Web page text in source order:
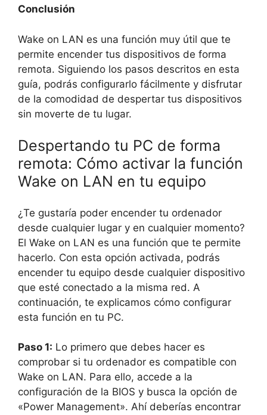
Conclusión
Wake on LAN es una función muy útil que te
permite encender tus dispositivos de forma
remota. Siguiendo los pasos descritos en esta
guía, podrás configurarlo fácilmente y disfrutar
de la comodidad de despertar tus dispositivos
sin moverte de tu lugar.
Despertando tu PC de forma
remota: Cómo activar la función
Wake on LAN en tu equipo
¿Te gustaría poder encender tu ordenador
desde cualquier lugar y en cualquier momento?
El Wake on LAN es una función que te permite
hacerlo. Con esta opción activada, podrás
encender tu equipo desde cualquier dispositivo
que esté conectado a la misma red. A
continuación, te explicamos cómo configurar
esta función en tu PC.
Paso 1: Lo primero que debes hacer es
comprobar si tu ordenador es compatible con
Wake on LAN. Para ello, accede a la
configuración de la BIOS y busca la opción de
«Power Management». Ahí deberías encontrar